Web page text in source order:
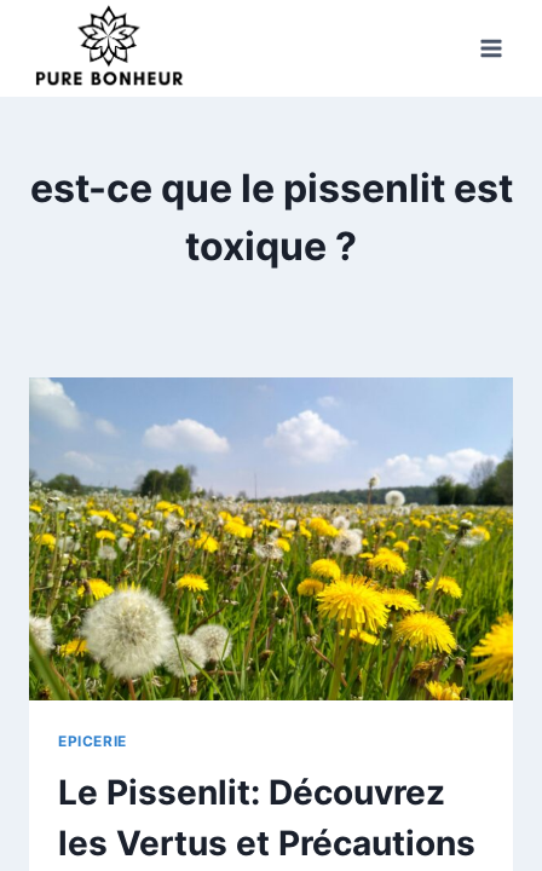
content
est-ce que le pissenlit est
toxique ?
EPICERIE
Le Pissenlit: Découvrez
les Vertus et Précautions